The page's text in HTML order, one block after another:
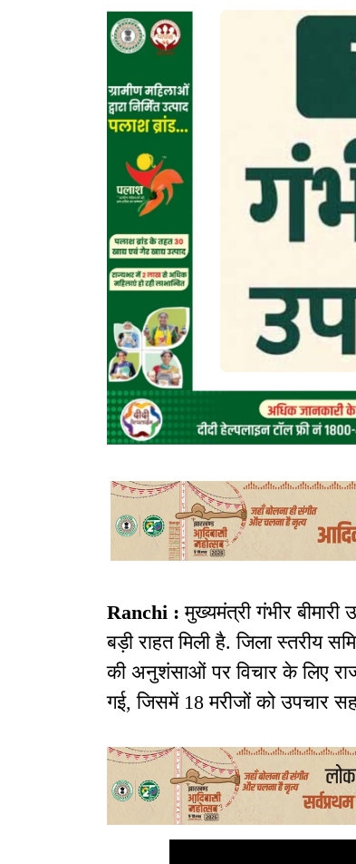
Ranchi :मुख्यमंत्री गंभीर बीमारी
बड़ी राहत मिली है. जिला स्तरीय
की अनुशंसाओं पर विचार के लिए
गई, जिसमें 18 मरीजों को उपचार